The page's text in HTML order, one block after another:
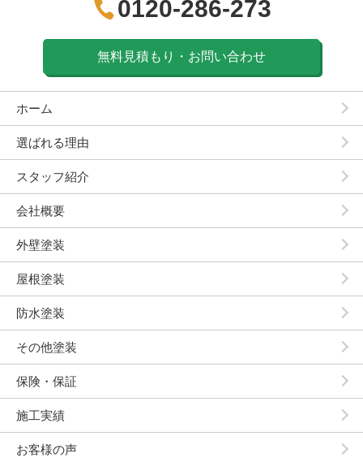
0120-286-273
無料見積もり・お問い合わせ
ホーム
選ばれる理由
スタッフ紹介
会社概要
外壁塗装
屋根塗装
防水塗装
その他塗装
保険・保証
施工実績
お客様の声